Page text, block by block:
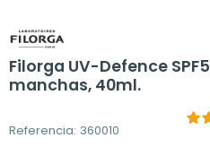
Filorga UV-Defence
manchas, 40ml.
Referencia: 360010